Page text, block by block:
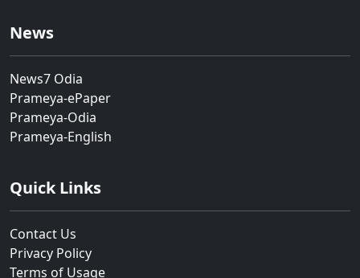
News
News7 Odia
Prameya-ePaper
Prameya-Odia
Prameya-English
Quick Links
Contact Us
Privacy Policy
Terms of Usage